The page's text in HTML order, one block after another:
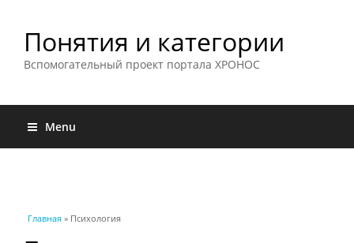
Понятия и категории
Вспомогательный проект портала ХРОНОС
Menu
Вы здесь
Главная » Психология